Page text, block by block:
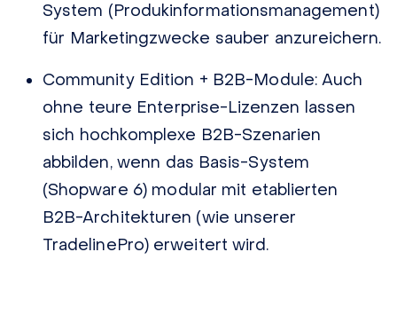
System (Produkinformationsmanagement)
für Marketingzwecke sauber anzureichern.
Community Edition + B2B-Module:Auch
ohne teure Enterprise-Lizenzen lassen
sich hochkomplexe B2B-Szenarien
abbilden, wenn das Basis-System
(Shopware 6) modular mit etablierten
B2B-Architekturen (wie unserer
TradelinePro) erweitert wird.